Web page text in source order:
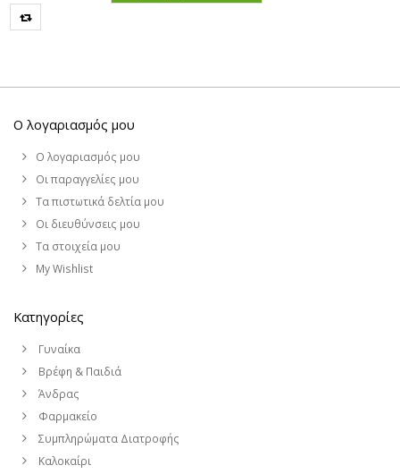
Ο λογαριασμός μου
Ο λογαριασμός μου
Οι παραγγελίες μου
Τα πιστωτικά δελτία μου
Οι διευθύνσεις μου
Τα στοιχεία μου
My Wishlist
Κατηγορίες
Γυναίκα
Βρέφη & Παιδιά
Άνδρας
Φαρμακείο
Συμπληρώματα Διατροφής
Καλοκαίρι